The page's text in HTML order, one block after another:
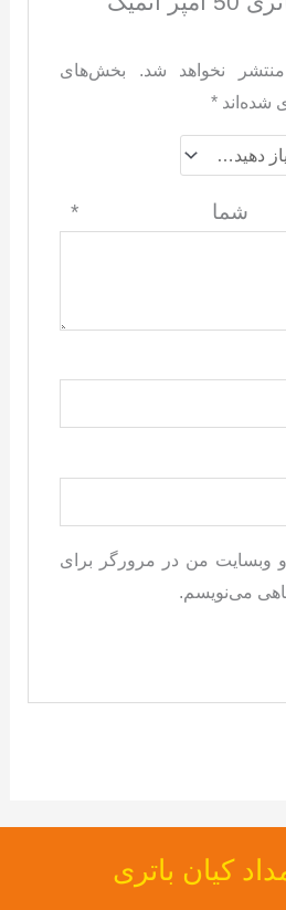
نخواهد شد.
بخش‌های
شده‌اند*
شما*
و وبسایت من در مرورگر برای
می‌نویسم.
کیان باتری